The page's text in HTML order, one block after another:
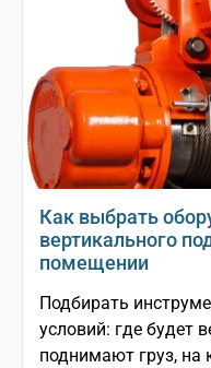
Как выбрать
вертикального
помещении
Подбирать
условий: где будет
поднимают груз, на